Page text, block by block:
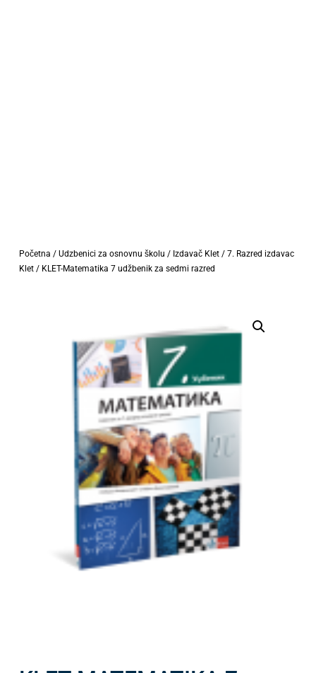
Početna / Udzbenici za osnovnu školu / Izdavač Klet/ 7. Razred izdavac
Klet/ KLET-Matematika 7 udžbenik za sedmi razred